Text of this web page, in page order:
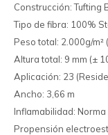
Construcción: Tufting
Tipo de fibra: 100%
Peso total: 2.000g/m²
Altura total: 9 mm (±
Aplicación: 23
Ancho: 3,66 m
Inflamabilidad:
Propensión